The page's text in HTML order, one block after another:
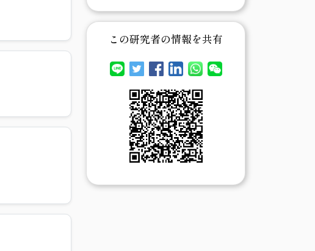
この研究者の情報を共有